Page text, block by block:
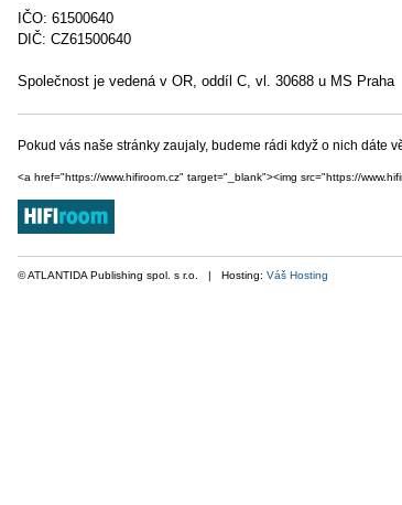
IČO: 61500640
DIČ: CZ61500640
Společnost je vedená v OR, oddíl C, vl. 30688 u MS Praha
Pokud vás naše stránky zaujaly, budeme rádi když o nich dáte
<a href="https://www.hifiroom.cz" target="_blank"><img src="https://
© ATLANTIDA Publishing spol. s r.o. | Hosting: Váš Hosting